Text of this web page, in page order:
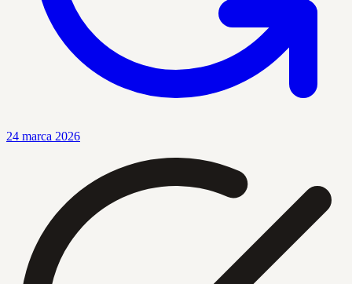
24 marca 2026